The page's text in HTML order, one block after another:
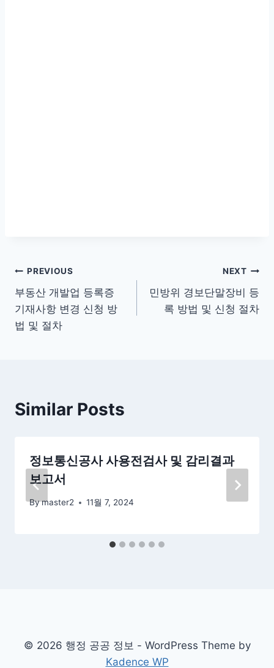
글
탐
색
PREVIOUS
부동산 개발업 등록증
기재사항 변경 신청 방
법 및 절차
NEXT
민방위 경보단말장비 등
록 방법 및 신청 절차
Similar Posts
정보통신공사 사용전검사 및 감리결과
보고서
Bymaster2 11월 7, 2024
© 2026 행정 공공 정보 - WordPress Theme by
Kadence WP